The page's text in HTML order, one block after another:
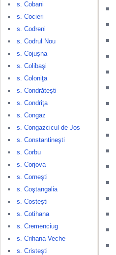
s. Cobani
s. Cocieri
s. Codreni
s. Codrul Nou
s. Cojuşna
s. Colibaşi
s. Coloniţa
s. Condrăteşti
s. Condriţa
s. Congaz
s. Congazcicul de Jos
s. Constantineşti
s. Corbu
s. Corjova
s. Corneşti
s. Coştangalia
s. Costeşti
s. Cotihana
s. Cremenciug
s. Crihana Veche
s. Cristeşti